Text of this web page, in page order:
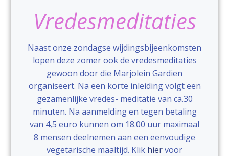
Vredesmeditaties
Naast onze zondagse wijdingsbijeenkomsten
lopen deze zomer ook de vredesmeditaties
gewoon door die Marjolein Gardien
organiseert. Na een korte inleiding volgt een
gezamenlijke vredes- meditatie van ca.30
minuten. Na aanmelding en tegen betaling
van 4,5 euro kunnen om 18.00 uur maximaal
8 mensen deelnemen aan een eenvoudige
vegetarische maaltijd. Klik hiervoor